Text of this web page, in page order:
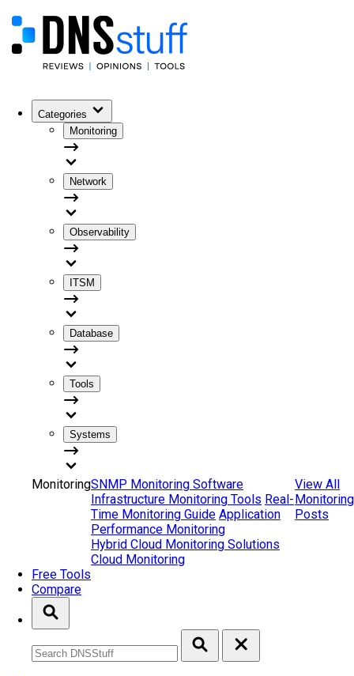
Categories
Monitoring
Network
Observability
ITSM
Database
Tools
Systems
MonitoringSNMP Monitoring Software
Infrastructure Monitoring Tools Real-
Time Monitoring Guide Application
Performance Monitoring
Hybrid Cloud Monitoring Solutions
Cloud Monitoring
View All
Monitoring
Posts
Free Tools
Compare